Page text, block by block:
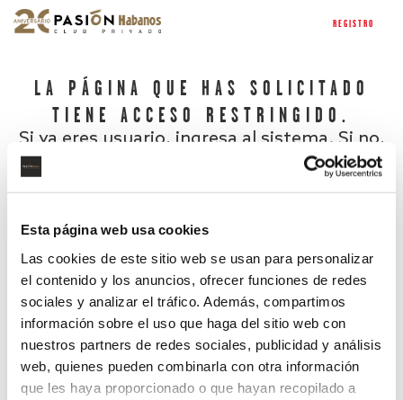
Esta página web usa cookies
Las cookies de este sitio web se usan para personalizar
el contenido y los anuncios, ofrecer funciones de redes
sociales y analizar el tráfico. Además, compartimos
información sobre el uso que haga del sitio web con
nuestros partners de redes sociales, publicidad y análisis
web, quienes pueden combinarla con otra información
que les haya proporcionado o que hayan recopilado a
REGISTRO
LA PÁGINA QUE HAS SOLICITADO
TIENE ACCESO RESTRINGIDO.
Si ya eres usuario, ingresa al sistema. Si no,
¿Has olvidado tu contraseña?